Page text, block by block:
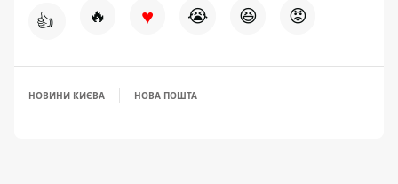
👍 🔥 ♥ 😭 😆 😡
НОВИНИ КИЄВА НОВА ПОШТА